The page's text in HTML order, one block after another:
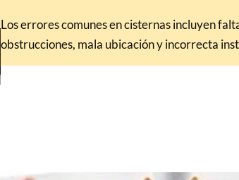
Los errores comunes en cisternas incluyen
obstrucciones, mala ubicación y incorrecta